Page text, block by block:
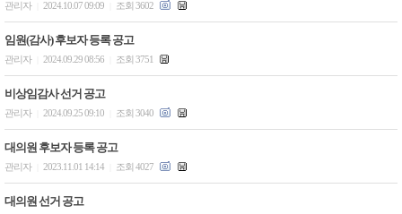
관리자 2024.10.07 09:09 조회 3602
임원(감사) 후보자 등록 공고
관리자 2024.09.29 08:56 조회 3751
비상임감사 선거 공고
관리자 2024.09.25 09:10 조회 3040
대의원 후보자 등록 공고
관리자 2023.11.01 14:14 조회 4027
대의원 선거 공고